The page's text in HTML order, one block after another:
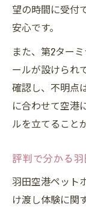
望の時間に受付
安心です。
また、第2ター
ールが設けられ
確認し、不明点
に合わせて空港
ルを立てること
評判で分かる
羽田空港ペット
け渡し体験に関